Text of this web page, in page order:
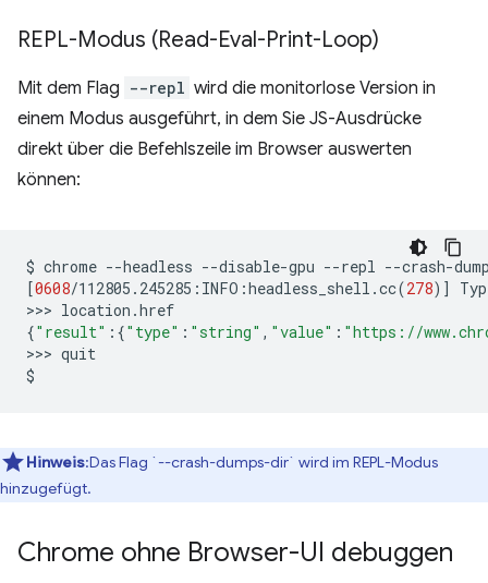
REPL-Modus (Read-Eval-Print-Loop)
Mit dem Flag --repl wird die monitorlose Version in
einem Modus ausgeführt, in dem Sie JS-Ausdrücke
direkt über die Befehlszeile im Browser auswerten
können:
$ chrome --headless --disable-gpu --repl --crash-
[0608/112805.245285:INFO:headless_shell.cc(278)]
>>>
{"result" : {"type" : "string" , "value" : "https://
>>> quit
Hinweis:Das Flag `--crash-dumps-dir` wird im REPL-Modus
hinzugefügt.
Chrome ohne Browser-UI debuggen